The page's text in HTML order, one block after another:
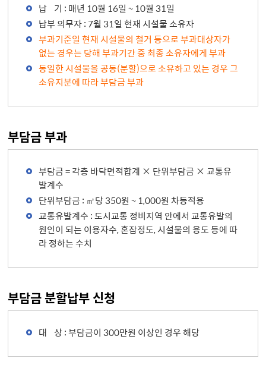
납 기 : 매년 10월 16일 ~ 10월 31일
납부 의무자 : 7월 31일 현재 시설물 소유자
부과기준일 현재 시설물의 철거 등으로 부과대상자가
없는 경우는 당해 부과기간 중 최종 소유자에게 부과
동일한 시설물을 공동(분할)으로 소유하고 있는 경우 그
소유지분에 따라 부담금 부과
부담금 부과
부담금 = 각층 바닥면적합계 × 단위부담금 × 교통유
발계수
단위부담금 : ㎡당 350원 ~ 1,000원 차등적용
교통유발계수 : 도시교통 정비지역 안에서 교통유발의
원인이 되는 이용자수, 혼잡정도, 시설물의 용도 등에 따
라 정하는 수치
부담금 분할납부 신청
대 상 : 부담금이 300만원 이상인 경우 해당